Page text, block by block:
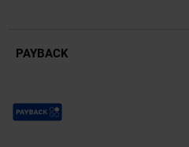
PAYBACK
Payback Punkte